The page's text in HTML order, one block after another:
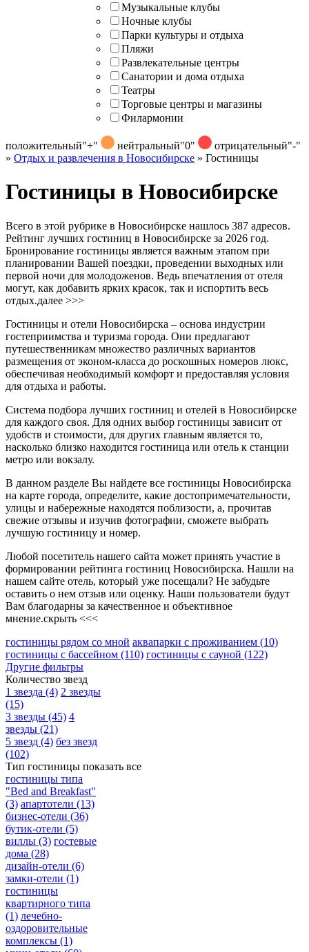
Музыкальные клубы
Ночные клубы
Парки культуры и отдыха
Пляжи
Развлекательные центры
Санатории и дома отдыха
Театры
Торговые центры и магазины
Филармонии
положительный"+" нейтральный"0" отрицательный"-"
» Отдых и развлечения в Новосибирске » Гостиницы
Гостиницы в Новосибирске
Всего в этой рубрике в Новосибирске нашлось 387 адресов.
Рейтинг лучших гостиниц в Новосибирске за 2026 год.
Бронирование гостиницы является важным этапом при
планировании Вашей поездки, проведении выходных или
первой ночи для молодоженов. Ведь впечатления от отеля
могут, как добавить ярких красок, так и испортить весь
отдых.далее >>>
Гостиницы и отели Новосибирска – основа индустрии
гостеприимства и туризма города. Они предлагают
путешественникам множество различных вариантов
размещения от эконом-класса до роскошных номеров люкс,
обеспечивая необходимый комфорт и предоставляя условия
для отдыха и работы.
Система подбора лучших гостиниц и отелей в Новосибирске
для каждого своя. Для одних выбор гостиницы зависит от
удобств и стоимости, для других главным является то,
насколько близко находится гостиница или отель к станции
метро или вокзалу.
В данном разделе Вы найдете все гостиницы Новосибирска
на карте города, определите, какие достопримечательности,
улицы и набережные находятся поблизости, а, прочитав
свежие отзывы и изучив фотографии, сможете выбрать
лучшую гостиницу и номер.
Любой посетитель нашего сайта может принять участие в
формировании рейтинга гостиниц Новосибирска. Нашли на
нашем сайте отель, который уже посещали? Не забудьте
оставить о нем отзыв или оценку. Наши пользователи будут
Вам благодарны за качественное и объективное
мнение.скрыть <<<
гостиницы рядом со мной аквапарки с проживанием (10)
гостиницы с бассейном (110) гостиницы с сауной (122)
Другие фильтры
Количество звезд
1 звезда (4) 2 звезды
(15)
3 звезды (45) 4
звезды (21)
5 звезд (4) без звезд
(102)
Тип гостиницы показать все
гостиницы типа
"Bed and Breakfast"
(3) апартотели (13)
бизнес-отели (36)
бутик-отели (5)
виллы (3) гостевые
дома (28)
дизайн-отели (6)
замки-отели (1)
гостиницы
квартирного типа
(1) лечебно-
оздоровительные
комплексы (1)